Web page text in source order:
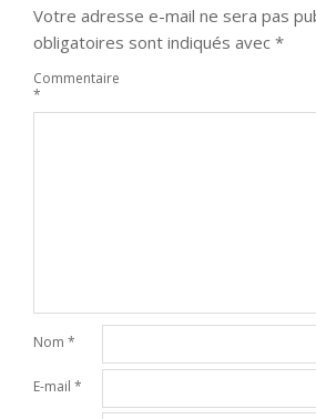
Votre adresse e-mail ne sera pas
obligatoires sont indiqués avec *
Commentaire
*
Nom *
E-mail *